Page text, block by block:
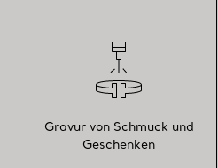
Gravur von Schmuck und
Geschenken